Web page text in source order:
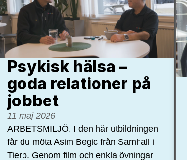
Psykisk hälsa –
goda relationer på
jobbet
11 maj 2026
ARBETSMILJÖ. I den här utbildningen
får du möta Asim Begic från Samhall i
Tierp. Genom film och enkla övningar